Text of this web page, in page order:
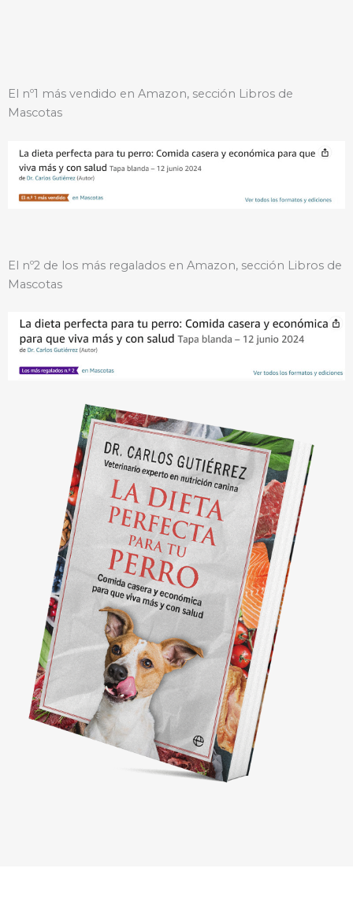
El nº1 más vendido en Amazon, sección Libros de
Mascotas
El nº2 de los más regalados en Amazon, sección Libros de
Mascotas